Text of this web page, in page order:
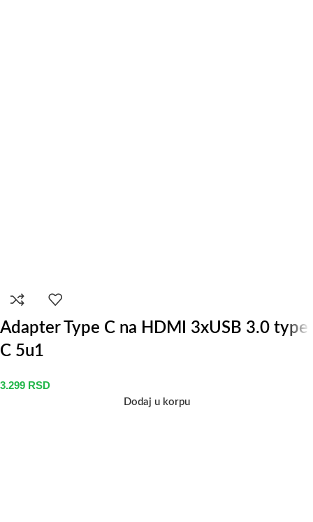
Adapter Type C na HDMI 3xUSB 3.0 type
C 5u1
3.299 RSD
Dodaj u korpu